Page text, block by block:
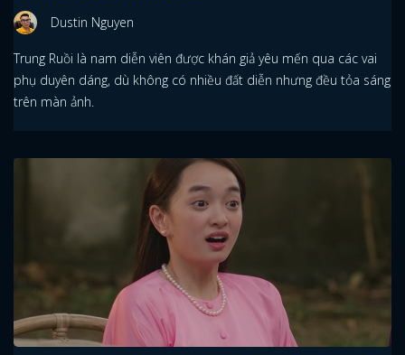
Dustin Nguyen
Trung Ruồi là nam diễn viên được khán giả yêu mến qua các vai
phụ duyên dáng, dù không có nhiều đất diễn nhưng đều tỏa sáng
trên màn ảnh.